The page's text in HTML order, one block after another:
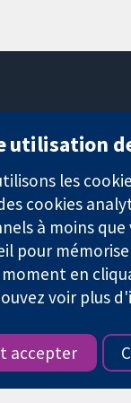
caritative
utilisation
les
cookies
à moins
pour
en
voir plus
accepter